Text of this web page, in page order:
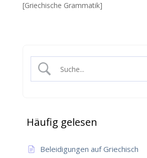
[Griechische Grammatik]
Häufig gelesen
Beleidigungen auf Griechisch